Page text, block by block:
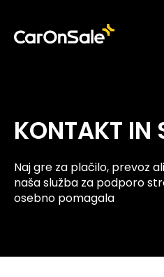
KONTAKT IN
Naj gre za plačilo, prevoz
naša služba za podporo
osebno pomagala